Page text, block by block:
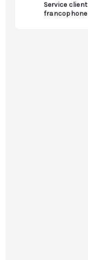
Service client
francophone